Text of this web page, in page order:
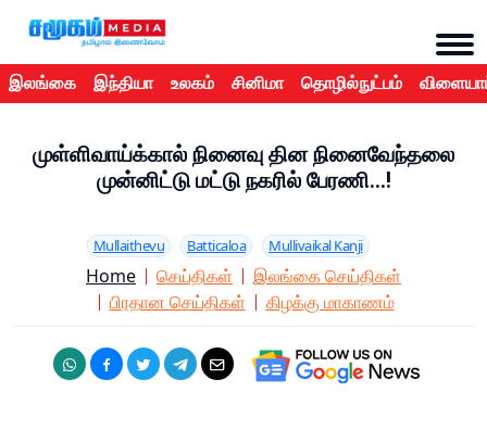
இலங்கை இந்தியா உலகம் சினிமா தொழில்நுட்பம்
முள்ளிவாய்க்கால் நினைவு தின நினைவேந்தலை
முன்னிட்டு மட்டு நகரில் பேரணி...!
Mullaithevu Batticaloa Mullivaikal Kanji
Home செய்திகள்
இலங்கை செய்திகள்
பிரதான செய்திகள்
கிழக்கு மாகாணம்